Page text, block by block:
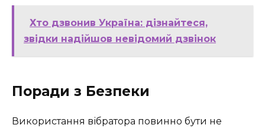
Хто дзвонив Україна: дізнайтеся,
звідки надійшов невідомий дзвінок
Поради з Безпеки
Використання вібратора повинно бути не